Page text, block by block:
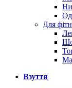
Для
Взуття